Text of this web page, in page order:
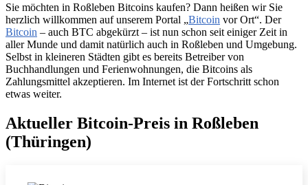
Sie möchten in Roßleben Bitcoins kaufen? Dann heißen wir Sie
herzlich willkommen auf unserem Portal „Bitcoin vor Ort“. Der
Bitcoin – auch BTC abgekürzt – ist nun schon seit einiger Zeit in
aller Munde und damit natürlich auch in Roßleben und Umgebung.
Selbst in kleineren Städten gibt es bereits Betreiber von
Buchhandlungen und Ferienwohnungen, die Bitcoins als
Zahlungsmittel akzeptieren. Im Internet ist der Fortschritt schon
etwas weiter.
Aktueller Bitcoin-Preis in Roßleben
(Thüringen)